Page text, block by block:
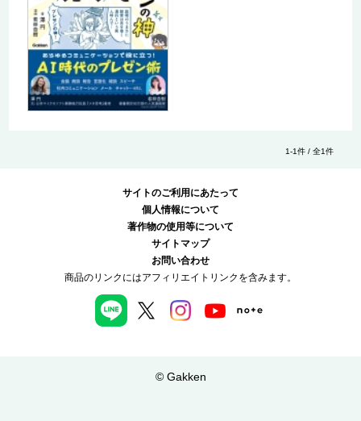
1-1件 / 全1件
サイトのご利用にあたって
個人情報について
著作物の使用等について
サイトマップ
お問い合わせ
商品のリンクにはアフィリエイトリンクを含みます。
© Gakken